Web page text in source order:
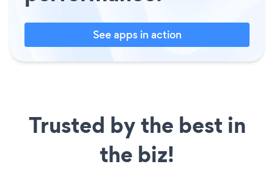
See apps in action
Trusted by the best in
the biz!